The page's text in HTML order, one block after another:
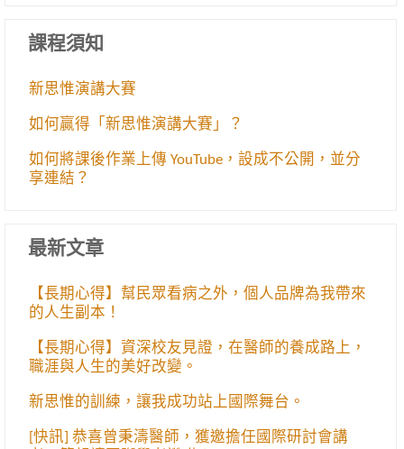
課程須知
新思惟演講大賽
如何贏得「新思惟演講大賽」？
如何將課後作業上傳 YouTube，設成不公開，並分
享連結？
最新文章
【長期心得】幫民眾看病之外，個人品牌為我帶來
的人生副本！
【長期心得】資深校友見證，在醫師的養成路上，
職涯與人生的美好改變。
新思惟的訓練，讓我成功站上國際舞台。
[快訊] 恭喜曾秉濤醫師，獲邀擔任國際研討會講